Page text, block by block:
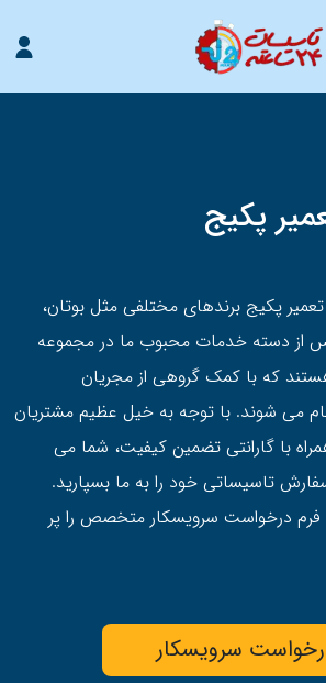
پکیج
پکیج برندهای مختلفی مثل بوتان،
از دسته خدمات محبوب ما در مجموعه
ساعته هستند که با کمک گروهی از مجریان
می شوند. با توجه به خیل عظیم مشتریان
با گارانتی تضمین کیفیت، شما می
تاسیساتی خود را به ما بسپارید.
درخواست سرویسکار متخصص را پر
سرویسکار